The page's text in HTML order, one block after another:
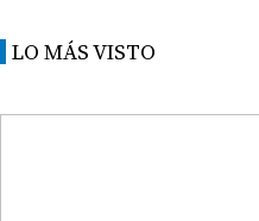
LO MÁS VISTO